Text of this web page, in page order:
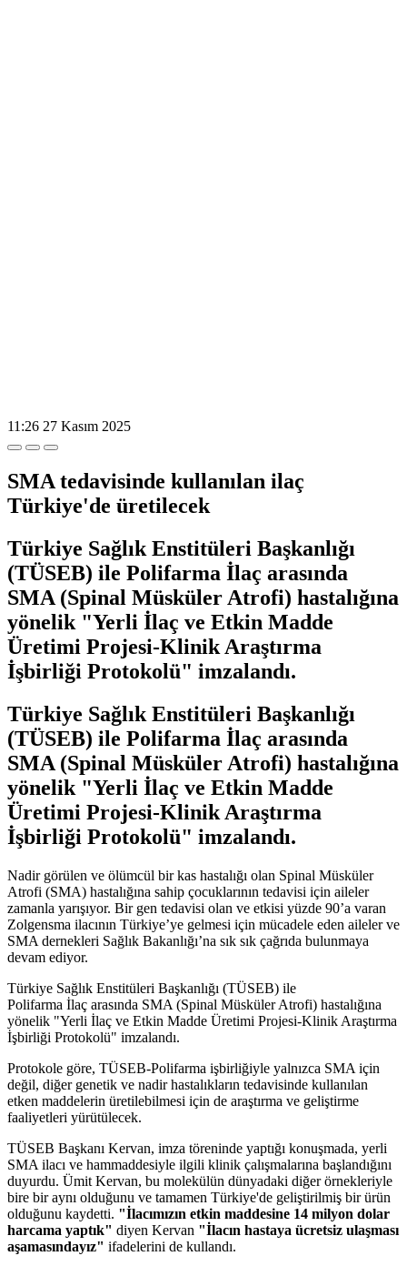
11:26 27 Kasım 2025
SMA tedavisinde kullanılan ilaç
Türkiye'de üretilecek
Türkiye Sağlık Enstitüleri Başkanlığı
(TÜSEB) ile Polifarma İlaç arasında
SMA (Spinal Müsküler Atrofi) hastalığına
yönelik "Yerli İlaç ve Etkin Madde
Üretimi Projesi-Klinik Araştırma
İşbirliği Protokolü" imzalandı.
Türkiye Sağlık Enstitüleri Başkanlığı
(TÜSEB) ile Polifarma İlaç arasında
SMA (Spinal Müsküler Atrofi) hastalığına
yönelik "Yerli İlaç ve Etkin Madde
Üretimi Projesi-Klinik Araştırma
İşbirliği Protokolü" imzalandı.
Nadir görülen ve ölümcül bir kas hastalığı olan Spinal Müsküler
Atrofi (SMA) hastalığına sahip çocuklarının tedavisi için aileler
zamanla yarışıyor. Bir gen tedavisi olan ve etkisi yüzde 90’a varan
Zolgensma ilacının Türkiye’ye gelmesi için mücadele eden aileler ve
SMA dernekleri Sağlık Bakanlığı’na sık sık çağrıda bulunmaya
devam ediyor.
Türkiye Sağlık Enstitüleri Başkanlığı (TÜSEB) ile
Polifarma İlaç arasında SMA (Spinal Müsküler Atrofi) hastalığına
yönelik "Yerli İlaç ve Etkin Madde Üretimi Projesi-Klinik Araştırma
İşbirliği Protokolü" imzalandı.
Protokole göre, TÜSEB-Polifarma işbirliğiyle yalnızca SMA için
değil, diğer genetik ve nadir hastalıkların tedavisinde kullanılan
etken maddelerin üretilebilmesi için de araştırma ve geliştirme
faaliyetleri yürütülecek.
TÜSEB Başkanı Kervan, imza töreninde yaptığı konuşmada, yerli
SMA ilacı ve hammaddesiyle ilgili klinik çalışmalarına başlandığını
duyurdu. Ümit Kervan, bu molekülün dünyadaki diğer örnekleriyle
bire bir aynı olduğunu ve tamamen Türkiye'de geliştirilmiş bir ürün
olduğunu kaydetti. "İlacımızın etkin maddesine 14 milyon dolar
harcama yaptık" diyen Kervan "İlacın hastaya ücretsiz ulaşması
aşamasındayız" ifadelerini de kullandı.